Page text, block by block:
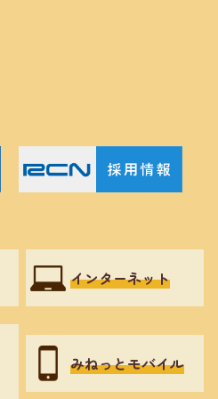
インターネット
みねっとモバイル